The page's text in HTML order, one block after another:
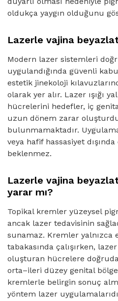
oldukça yaygın olduğunu
Lazerle vajina
Modern lazer sistemleri
uygulandığında güvenli
estetik jinekoloji
olarak yer alır. Lazer ışığı
hücrelerini hedefler, iç
uzun dönem zarar
bulunmamaktadır.
veya hafif hassasiyet
beklenmez.
Lazerle vajina
yarar mı?
Topikal kremler yüzeysel
ancak lazer tedavisinin
sunamaz. Kremler yalnızca
tabakasında çalışırken,
oluşturan hücrelere
orta–ileri düzey genital
kremlerle belirgin sonuç
yöntem lazer